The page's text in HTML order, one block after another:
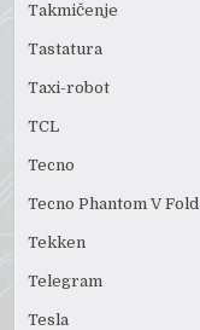
Takmičenje
Tastatura
Taxi-robot
TCL
Tecno
Tecno Phantom V Fold
Tekken
Telegram
Tesla